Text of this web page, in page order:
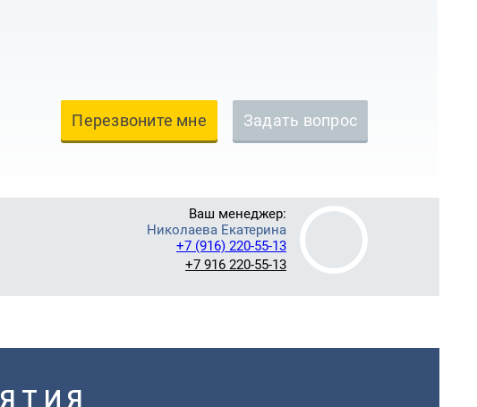
Перезвоните мне Задать вопрос
Ваш менеджер:
Николаева Екатерина
+7 (916) 220-55-13
+7 916 220-55-13